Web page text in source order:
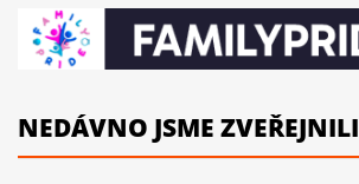
NEDÁVNO JSME